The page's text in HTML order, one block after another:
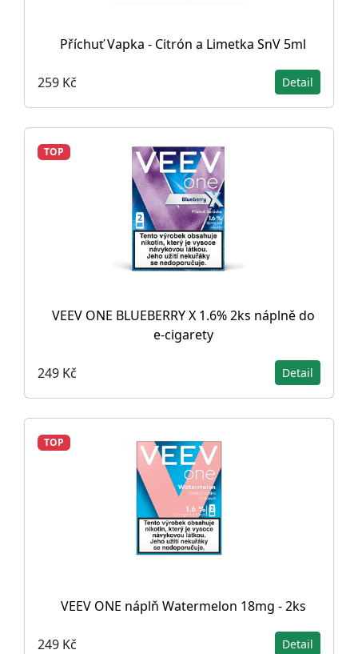
Příchuť Vapka - Citrón a Limetka SnV 5ml
259 Kč Detail
TOP
VEEV ONE BLUEBERRY X 1.6% 2ks náplně do
e-cigarety
249 Kč Detail
TOP
VEEV ONE náplň Watermelon 18mg - 2ks
249 Kč Detail